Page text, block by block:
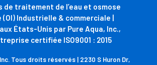
de traitement de l’eau et osmose
(OI) Industrielle & commerciale |
États-Unis par Pure Aqua, Inc.,
certifiée ISO9001 : 2015
Tous droits réservés | 2230 S Huron Dr,